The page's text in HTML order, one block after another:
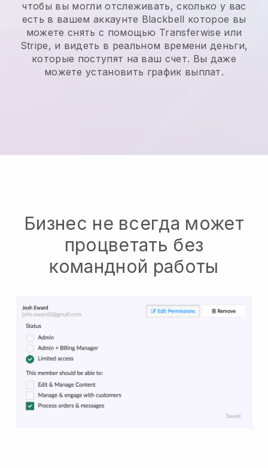
чтобы вы могли отслеживать, сколько у вас
есть в вашем аккаунте Blackbell которое вы
можете снять с помощью Transferwise или
Stripe, и видеть в реальном времени деньги,
которые поступят на ваш счет. Вы даже
можете установить график выплат.
Бизнес не всегда может
процветать без
командной работы